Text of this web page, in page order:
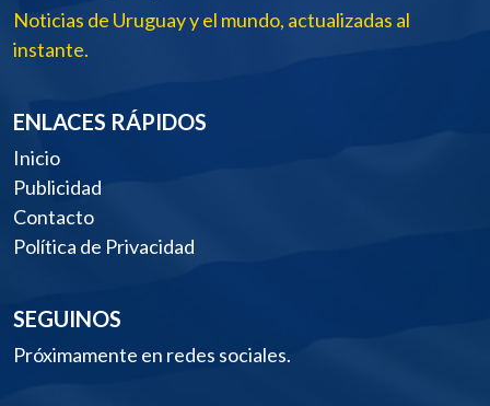
Noticias de Uruguay y el mundo, actualizadas al
instante.
ENLACES RÁPIDOS
Inicio
Publicidad
Contacto
Política de Privacidad
SEGUINOS
Próximamente en redes sociales.